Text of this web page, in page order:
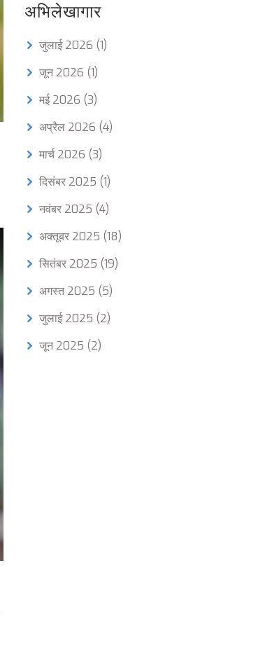
अभिलेखागार
जुलाई 2026 (1)
जून 2026 (1)
मई 2026 (3)
अप्रैल 2026 (4)
मार्च 2026 (3)
दिसंबर 2025 (1)
नवंबर 2025 (4)
अक्तूबर 2025 (18)
सितंबर 2025 (19)
अगस्त 2025 (5)
जुलाई 2025 (2)
जून 2025 (2)